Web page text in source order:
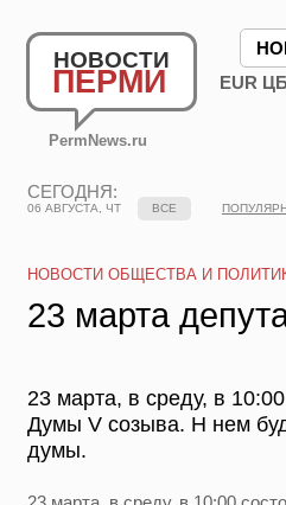
НОВОСТИ
ПЕРМИ
PermNews.ru
EUR
СЕГОДНЯ:
06 АВГУСТА, ЧТ ВСЕ
НОВОСТИ ОБЩЕСТВА И
23 марта
23 марта, в среду, в
Думы V созыва. Н нем
думы.